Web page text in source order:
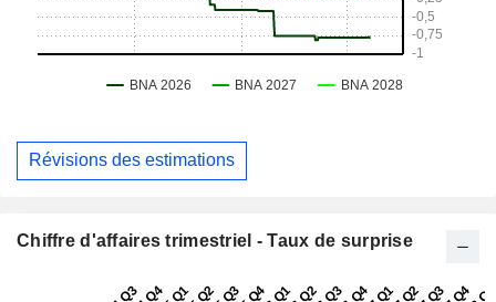
Révisions des estimations
Chiffre d'affaires trimestriel - Taux de surprise